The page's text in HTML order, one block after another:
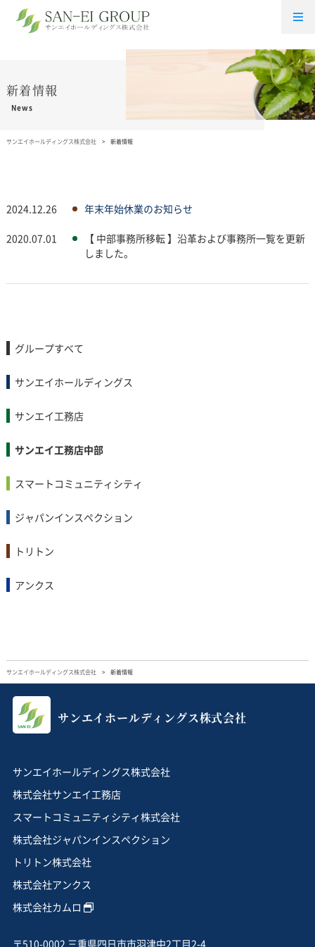
新着情報
News
サンエイホールディングス株式会社 新着情報
2024.12.26 年末年始休業のお知らせ
2020.07.01
【 中部事務所移転 】沿革および事務所一覧を更新
しました。
グループすべて
サンエイホールディングス
サンエイ工務店
サンエイ工務店中部
スマートコミュニティシティ
ジャパンインスペクション
トリトン
アンクス
サンエイホールディングス株式会社 新着情報
サンエイホールディングス株式会社
サンエイホールディングス株式会社
株式会社サンエイ工務店
スマートコミュニティシティ株式会社
株式会社ジャパンインスペクション
トリトン株式会社
株式会社アンクス
株式会社カムロ
〒510-0002 三重県四日市市羽津中2丁目2-4